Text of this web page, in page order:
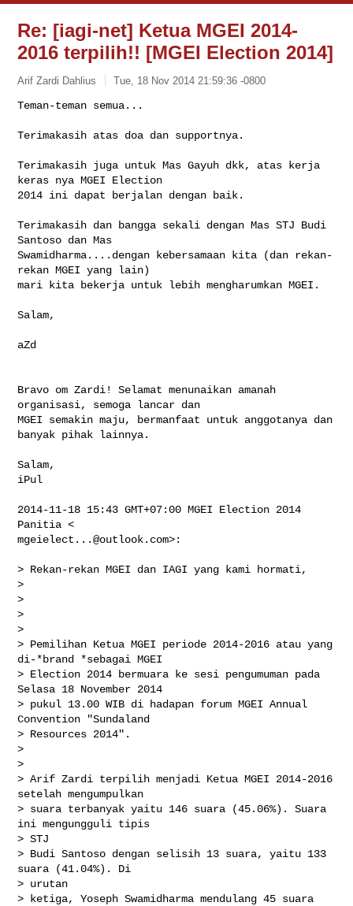
Re: [iagi-net] Ketua MGEI 2014-
2016 terpilih!! [MGEI Election 2014]
Arif Zardi Dahlius Tue, 18 Nov 2014 21:59:36 -0800
Teman-teman semua...
Terimakasih atas doa dan supportnya.
Terimakasih juga untuk Mas Gayuh dkk, atas kerja
keras nya MGEI Election
2014 ini dapat berjalan dengan baik.
Terimakasih dan bangga sekali dengan Mas STJ Budi
Santoso dan Mas
Swamidharma....dengan kebersamaan kita (dan rekan-
rekan MGEI yang lain)
mari kita bekerja untuk lebih mengharumkan MGEI.
Salam,
aZd
Bravo om Zardi! Selamat menunaikan amanah
organisasi, semoga lancar dan
MGEI semakin maju, bermanfaat untuk anggotanya dan
banyak pihak lainnya.
Salam,
iPul
2014-11-18 15:43 GMT+07:00 MGEI Election 2014
mgeielect...@outlook.com>:
> Rekan-rekan MGEI dan IAGI yang kami hormati,
>
>
>
>
> Pemilihan Ketua MGEI periode 2014-2016 atau yang
di-*brand *sebagai MGEI
> Election 2014 bermuara ke sesi pengumuman pada
Selasa 18 November 2014
> pukul 13.00 WIB di hadapan forum MGEI Annual
Convention "Sundaland
> Resources 2014".
>
>
> Arif Zardi terpilih menjadi Ketua MGEI 2014-2016
setelah mengumpulkan
> suara terbanyak yaitu 146 suara (45.06%). Suara
ini mengungguli tipis
> STJ
> Budi Santoso dengan selisih 13 suara, yaitu 133
suara (41.04%). Di
> urutan
> ketiga, Yoseph Swamidharma mendulang 45 suara